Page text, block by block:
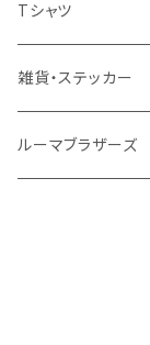
Tシャツ
雑貨・ステッカー
ルーマブラザーズ